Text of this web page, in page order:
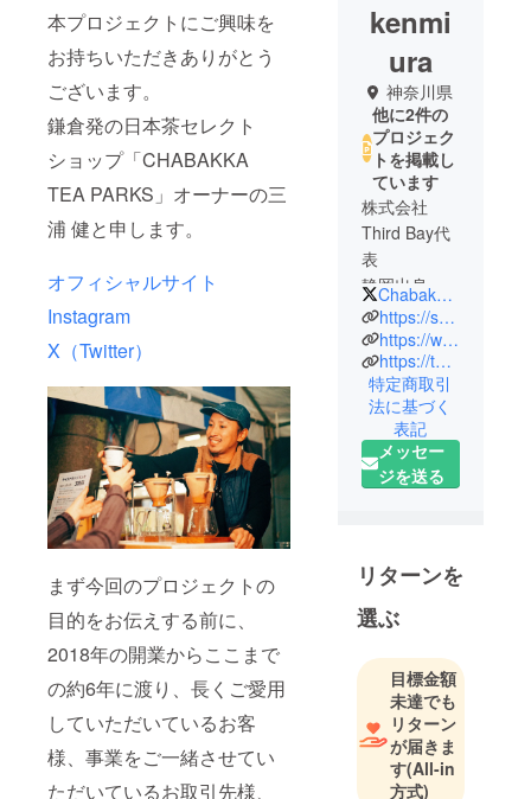
本プロジェクトにご興味を
お持ちいただきありがとう
ございます。
鎌倉発の日本茶セレクト
ショップ「CHABAKKA
TEA PARKS」オーナーの三
浦 健と申します。
オフィシャルサイト
Instagram
X（Twitter）
まず今回のプロジェクトの
目的をお伝えする前に、
2018年の開業からここまで
の約6年に渡り、長くご愛用
していただいているお客
様、事業をご一緒させてい
ただいているお取引先様、
kenmi
ura
神奈川県
他に2件の
プロジェク
トを掲載し
ています
株式会社
Third Bay代
表
静岡出身、
鎌倉在住
38歳既婚、2
男2女の4児
の父親
2009年、株
式会社
TOKYO
ンバーとし
から携わ
エリアマ
ネージャー
として店舗
運営・商品
企画・人材
ChabakkaTea
https://shop.chabakkateaparks.com/
https://www.instagram.com/chabakkateaparks/?hl=ja
https://twitter.com/ChabakkaTea
特定商取引
法に基づく
表記
メッセー
ジを送る
リターンを
選ぶ
目標金額
未達でも
リターン
が届きま
す(All-in
方式)